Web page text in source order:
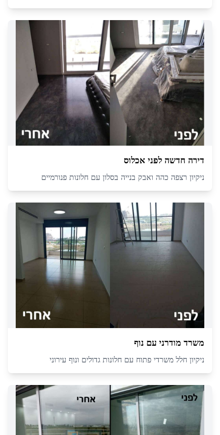
דירה חדשה לפני אכלוס
ניקיון רצפה כהה ואבק בנייה בסלון עם חלונות פנורמיים
משרד מודרני עם נוף
ניקיון חלל משרדי פתוח עם חלונות גדולים ונוף עירוני